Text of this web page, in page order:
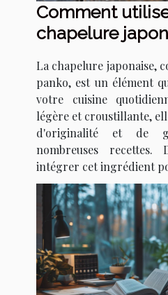
Comment
chapelure
La chapelure japonaise,
panko, est un élément
votre cuisine
légère et croustillante,
d'originalité et de
nombreuses recettes.
intégrer cet ingrédient